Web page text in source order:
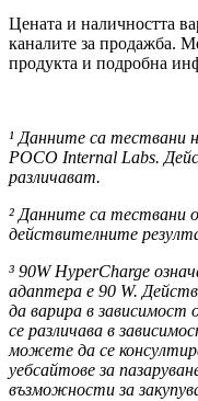
Цената и наличността
каналите за продажба.
продукта и подробна
¹ Данните са тествани
POCO Internal Labs.
различават.
² Данните са тествани
действителните
³ 90W HyperCharge
адаптера е 90 W.
да варира в
се различава в
можете да се
уебсайтове за
възможности за